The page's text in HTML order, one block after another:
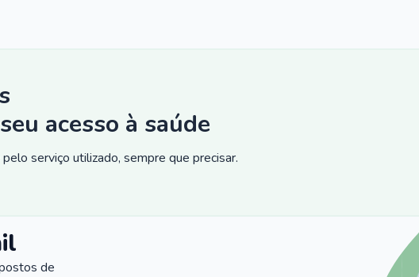
acesso à saúde
serviço utilizado, sempre que precisar.
de